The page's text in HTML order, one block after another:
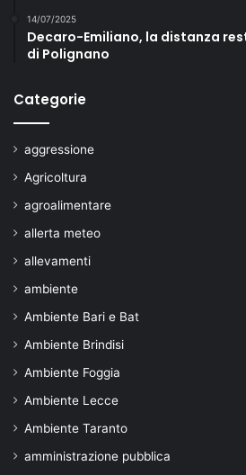
14/07/2025
Decaro-Emiliano, la distanza
di Polignano
Categorie
aggressione
Agricoltura
agroalimentare
allerta meteo
allevamenti
ambiente
Ambiente Bari e Bat
Ambiente Brindisi
Ambiente Foggia
Ambiente Lecce
Ambiente Taranto
amministrazione pubblica